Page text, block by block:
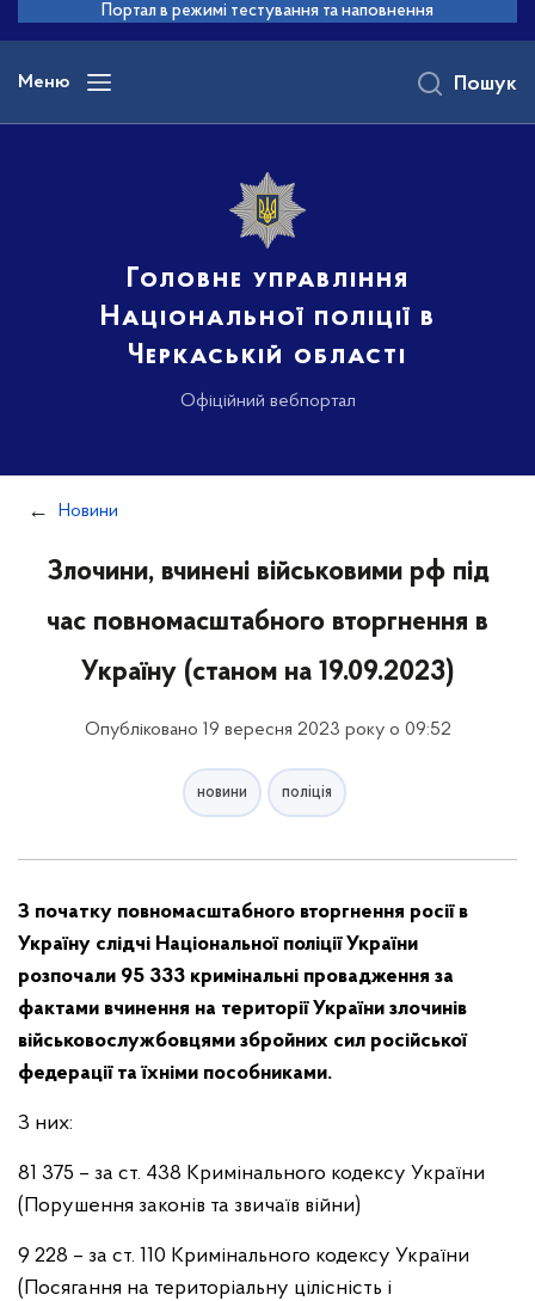
основного
вмісту
Портал в режимі тестування та наповнення
Меню
Головне управління
Національної поліції в
Черкаській області
Офіційний вебпортал
Пошук
Новини
Злочини, вчинені військовими рф під
час повномасштабного вторгнення в
Україну (станом на 19.09.2023)
Опубліковано 19 вересня 2023 року о 09:52
новини поліція
З початку повномасштабного вторгнення росії в
Україну слідчі Національної поліції України
розпочали 95 333 кримінальні провадження за
фактами вчинення на території України злочинів
військовослужбовцями збройних сил російської
федерації та їхніми пособниками.
З них:
81 375 – за ст. 438 Кримінального кодексу України
(Порушення законів та звичаїв війни)
9 228 – за ст. 110 Кримінального кодексу України
(Посягання на територіальну цілісність і